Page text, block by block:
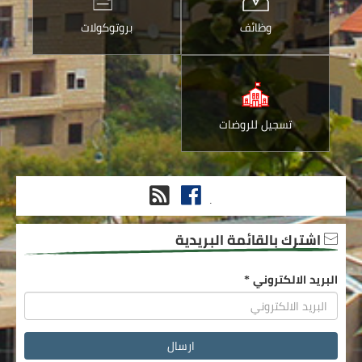
وظائف بروتوكولات
تسجيل للروضات
. فيس
بوك
RSS
اشترك بالقائمة البريدية
البريد الالكتروني*